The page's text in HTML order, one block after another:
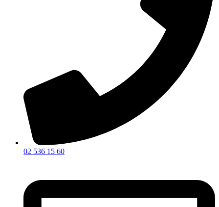
02 536 15 60